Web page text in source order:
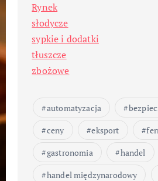
Rynek
słodycze
sypkie i dodatki
tłuszcze
zbożowe
automatyzacja
ceny
eksport
gastronomia
handel
handel międzynarodowy